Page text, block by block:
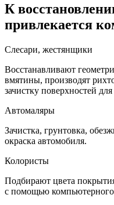
К
привлекается
Слесари, жестянщики
Восстанавливают
вмятины, производят
зачистку поверхностей
Автомаляры
Зачистка, грунтовка,
окраска автомобиля.
Колористы
Подбирают цвета
с помощью компьютерного